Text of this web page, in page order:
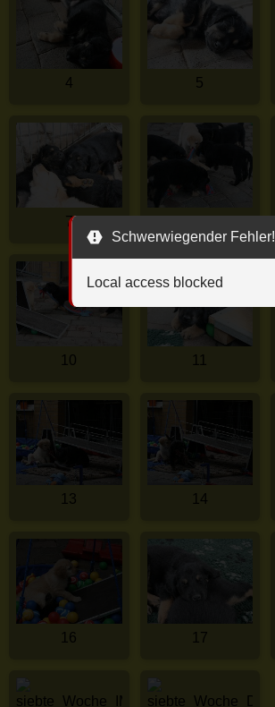
4 5
7
10 11
13 14
16 17
Schwerwiegender Fehler!
Local access blocked